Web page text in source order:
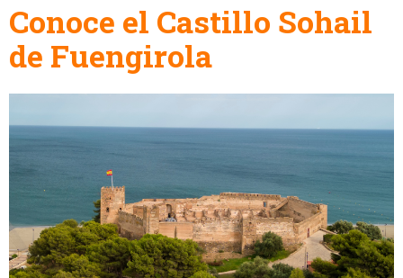
Conoce el Castillo Sohail
de Fuengirola